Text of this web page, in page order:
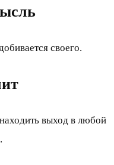
своего.
выход в любой